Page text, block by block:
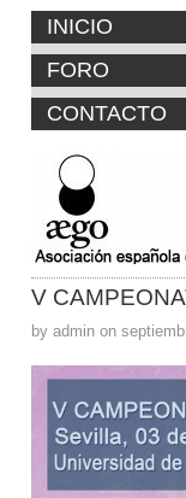
INICIO
FORO
CONTACTO
V
by admin on